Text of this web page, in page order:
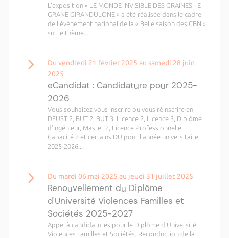
L’exposition « LE MONDE INVISIBLE DES GRAINES - E
GRANE GIRANDULONE » a été réalisée dans le cadre
de l’évènement national de la « Belle saison des CBN »
sur le thème...
Du vendredi 21 février 2025 au samedi 28 juin
2025
eCandidat : Candidature pour 2025-
2026
Vous souhaitez vous inscrire ou vous réinscrire en
DEUST 2, BUT 2, BUT 3, Licence 2, Licence 3, Diplôme
d’Ingénieur, Master 2, Licence Professionnelle,
Capacité 2 et certains DU pour l'année universitaire
2025-2026...
Du mardi 06 mai 2025 au jeudi 31 juillet 2025
Renouvellement du Diplôme
d'Université Violences Familles et
Sociétés 2025-2027
Appel à candidatures pour le Diplôme d'Université
Violences Familles et Sociétés. Reconduction de la